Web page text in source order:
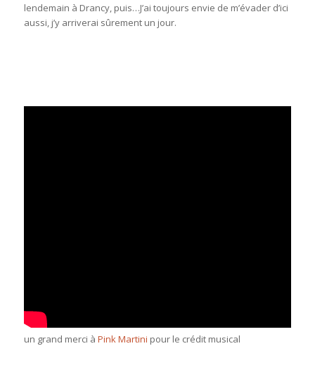
lendemain à Drancy, puis…J’ai toujours envie de m’évader d’ici
aussi, j’y arriverai sûrement un jour.
un grand merci à Pink Martini pour le crédit musical